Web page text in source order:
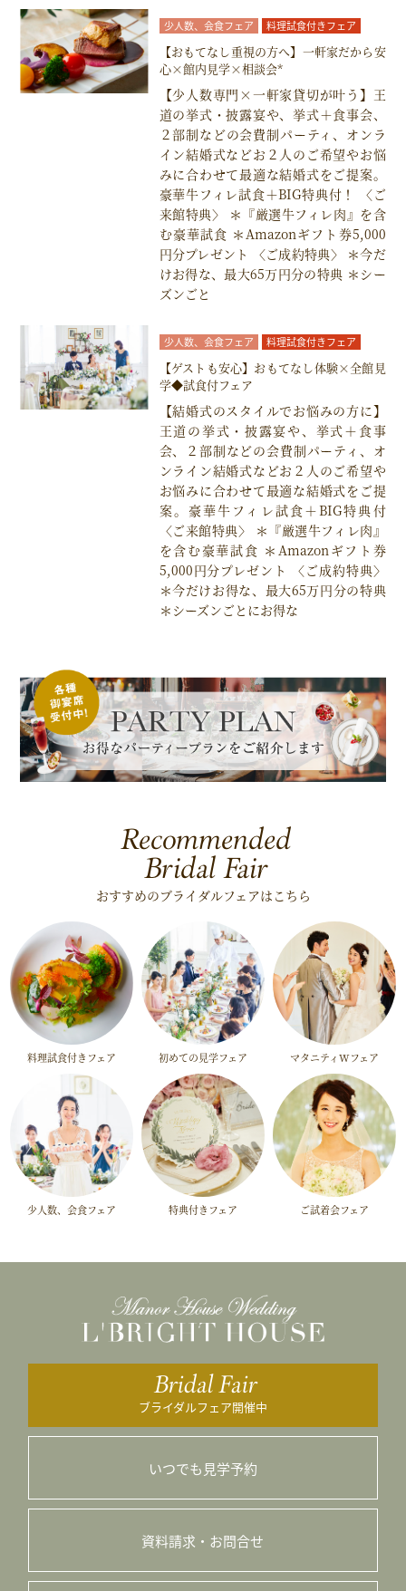
少人数、会食フェア 料理試食付きフェア
【おもてなし重視の方へ】一軒家だから安
心×館内見学×相談会*
【少人数専門×一軒家貸切が叶う】王
道の挙式・披露宴や、挙式＋食事会、
２部制などの会費制パーティ、オンラ
イン結婚式などお２人のご希望やお悩
みに合わせて最適な結婚式をご提案。
豪華牛フィレ試食＋BIG特典付！ 〈ご
来館特典〉 ＊『厳選牛フィレ肉』を含
む豪華試食 ＊Amazonギフト券5,000
円分プレゼント 〈ご成約特典〉 ＊今だ
けお得な、最大65万円分の特典 ＊シー
ズンごと
少人数、会食フェア 料理試食付きフェア
【ゲストも安心】おもてなし体験×全館見
学◆試食付フェア
【結婚式のスタイルでお悩みの方に】
王道の挙式・披露宴や、挙式＋食事
会、２部制などの会費制パーティ、オ
ンライン結婚式などお２人のご希望や
お悩みに合わせて最適な結婚式をご提
案。豪華牛フィレ試食＋BIG特典付
〈ご来館特典〉 ＊『厳選牛フィレ肉』
を含む豪華試食 ＊Amazonギフト券
5,000円分プレゼント 〈ご成約特典〉
＊今だけお得な、最大65万円分の特典
＊シーズンごとにお得な
Recommended
Bridal Fair
おすすめのブライダルフェアはこちら
料理試食付きフェア 初めての見学フェア マタニティWフェア
少人数、会食フェア 特典付きフェア ご試着会フェア
Bridal Fair
ブライダルフェア開催中
いつでも見学予約
資料請求・お問合せ